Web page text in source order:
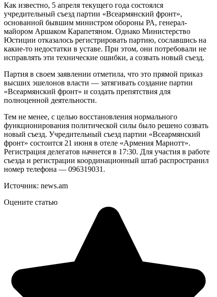
Как известно, 5 апреля текущего года состоялся
учредительный съезд партии «Всеармянский фронт»,
основанной бывшим министром обороны РА, генерал-
майором Аршаком Карапетяном. Однако Министерство
Юстиции отказалось регистрировать партию, сославшись на
какие-то недостатки в уставе. При этом, они потребовали не
исправлять эти технические ошибки, а созвать новый съезд.
Партия в своем заявлении отметила, что это прямой приказ
высших эшелонов власти — затягивать создание партии
«Всеармянский фронт» и создать препятствия для
полноценной деятельности.
Тем не менее, с целью восстановления нормального
функционирования политической силы было решено созвать
новый съезд. Учредительный съезд партии «Всеармянский
фронт» состоится 21 июня в отеле «Армения Мариотт».
Регистрация делегатов начнется в 17:30. Для участия в работе
съезда и регистрации координационный штаб распространил
номер телефона — 096319031.
Источник: news.am
Оцените статью